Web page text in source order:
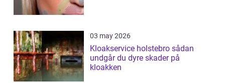
03 may 2026
Kloakservice holstebro sådan
undgår du dyre skader på
kloakken